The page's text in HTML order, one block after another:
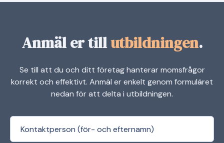
Anmäl er tillutbildningen.
Se till att du och ditt företag hanterar momsfrågor
korrekt och effektivt. Anmäl er enkelt genom formuläret
nedan för att delta i utbildningen.
Contact Preson